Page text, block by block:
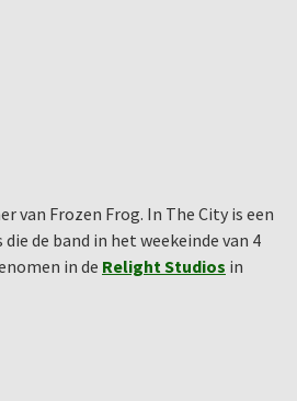
van Frozen Frog. In The City is een
de band in het weekeinde van 4
in de Relight Studios in